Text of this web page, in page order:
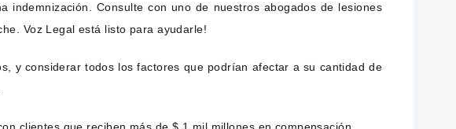
Consulte con uno de nuestros abogados de lesiones
Voz Legal está listo para ayudarle!
y considerar todos los factores que podrían afectar a su cantidad de